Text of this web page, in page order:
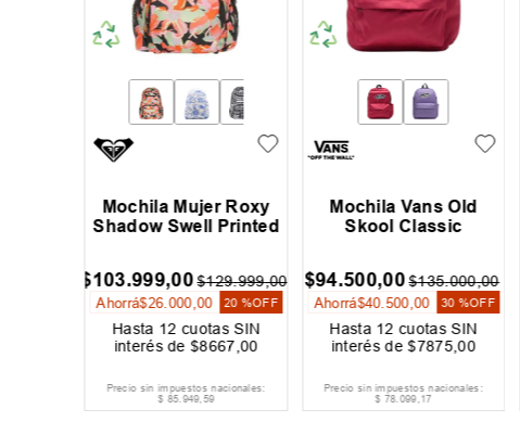
Mochila Mujer Roxy
Shadow Swell Printed
$103.999,00 $129.999,00
Ahorrá$26.000 ,00 20 %OFF
Hasta 12 cuotas SIN
interés de$8667 ,00
Precio sin impuestos nacionales:
$ 85.949,59
Mochila Vans Old
Skool Classic
$94.500,00 $135.000,00
Ahorrá$40.500 ,00 30 %OFF
Hasta 12 cuotas SIN
interés de$7875 ,00
Precio sin impuestos nacionales:
$ 78.099,17